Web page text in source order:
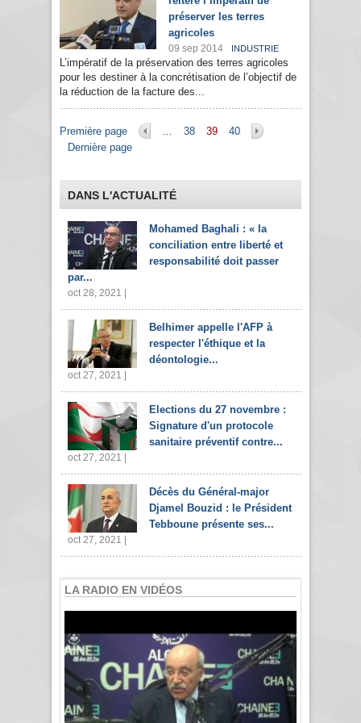
préserver les terres
agricoles
09 sep 2014 INDUSTRIE
L’impératif de la préservation des terres agricoles
pour les destiner à la concrétisation de l’objectif de
la réduction de la facture des...
Pages
Première page … 38 39
40
Dernière page
DANS L'ACTUALITÉ
Mohamed Baghali : « la
conciliation entre liberté et
responsabilité doit passer
par...
oct 28, 2021 |
Belhimer appelle l'AFP à
respecter l'éthique et la
déontologie...
oct 27, 2021 |
Elections du 27 novembre :
Signature d'un protocole
sanitaire préventif contre...
oct 27, 2021 |
Décès du Général-major
Djamel Bouzid : le Président
Tebboune présente ses...
oct 27, 2021 |
LA RADIO EN VIDÉOS